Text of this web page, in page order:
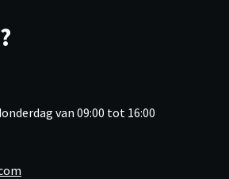
van 09:00 tot 16:00